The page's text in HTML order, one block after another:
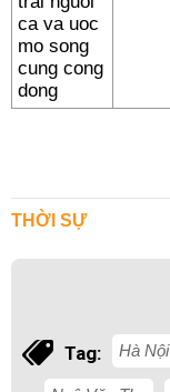
THỜI SỰ
Tag: Hà Nội